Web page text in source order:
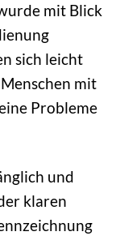
mit Blick
sich leicht
mit
Probleme
und
klaren